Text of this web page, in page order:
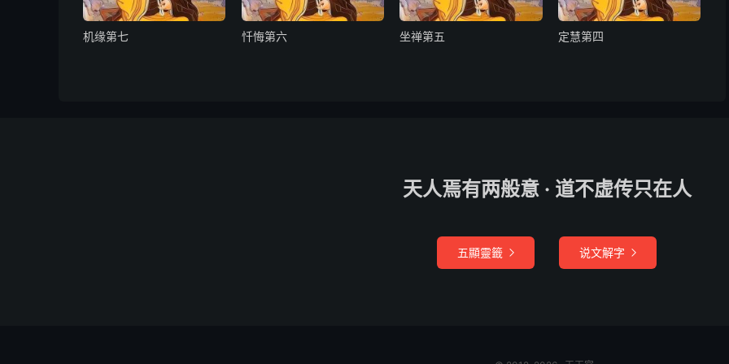
机缘第七 忏悔第六 坐禅第五 定慧第四
天人焉有两般意 · 道不虚传只在人
五顯靈籤  说文解字 